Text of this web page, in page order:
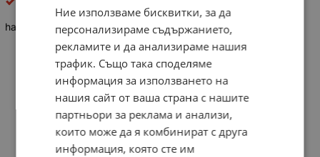
hama защитно фолио за LCD 5,5 инча
Ние използваме бисквитки, за да
персонализираме съдържанието,
рекламите и да анализираме нашия
трафик. Също така споделяме
информация за използването на
нашия сайт от ваша страна с нашите
партньори за реклама и анализи,
които може да я комбинират с друга
информация, която сте им